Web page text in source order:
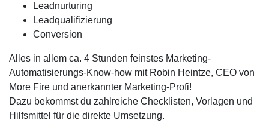
Leadnurturing
Leadqualifizierung
Conversion
Alles in allem ca. 4 Stunden feinstes Marketing-
Automatisierungs-Know-how mit Robin Heintze, CEO von
More Fire und anerkannter Marketing-Profi!
Dazu bekommst du zahlreiche Checklisten, Vorlagen und
Hilfsmittel für die direkte Umsetzung.